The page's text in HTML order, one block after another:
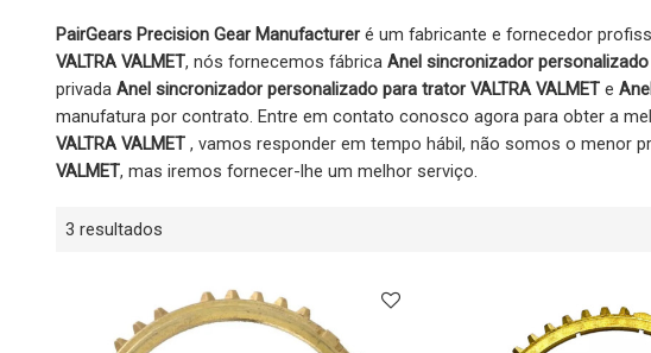
PairGears Precision Gear Manufactureré um fabricante e fornecedor
VALTRA VALMET, nós fornecemos fábrica Anel sincronizador personalizado
privada Anel sincronizador personalizado para trator VALTRA VALMETe
manufatura por contrato. Entre em contato conosco agora para obter a
VALTRA VALMET, vamos responder em tempo hábil, não somos o menor
VALMET, mas iremos fornecer-lhe um melhor serviço.
3 resultados